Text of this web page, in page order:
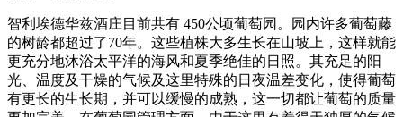
智利埃德华兹酒庄目前共有 450公顷葡萄园。园内许多葡萄藤
的树龄都超过了70年。这些植株大多生长在山坡上，这样就能
更充分地沐浴太平洋的海风和夏季绝佳的日照。其充足的阳
光、温度及干燥的气候及这里特殊的日夜温差变化，使得葡萄
有更长的生长期，并可以缓慢的成熟，这一切都让葡萄的质量